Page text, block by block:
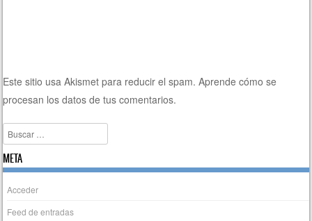
Este sitio usa Akismet para reducir el spam.Aprende cómo se
procesan los datos de tus comentarios.
Buscar
META
Acceder
Feed de entradas